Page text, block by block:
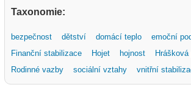
Taxonomie:
bezpečnost dětství domácí teplo
emoční
Finanční stabilizace
Hojet hojnost
Rodinné vazby
sociální vztahy vnitřní